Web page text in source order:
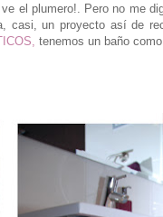
el plumero!. Pero no me
casi, un proyecto así de
tenemos un baño como